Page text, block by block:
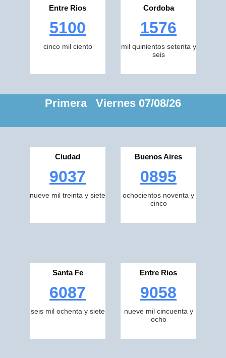
Entre Rios
5100
cinco mil ciento
Cordoba
1576
mil quinientos setenta y
seis
Primera Viernes 07/08/26
Ciudad
9037
nueve mil treinta y siete
Buenos Aires
0895
ochocientos noventa y
cinco
Santa Fe
6087
seis mil ochenta y siete
Entre Rios
9058
nueve mil cincuenta y
ocho